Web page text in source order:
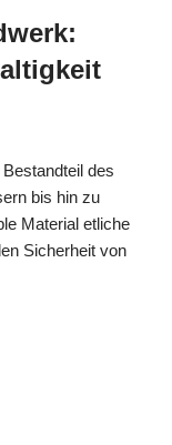
des
bis hin zu
Material etliche
Sicherheit von